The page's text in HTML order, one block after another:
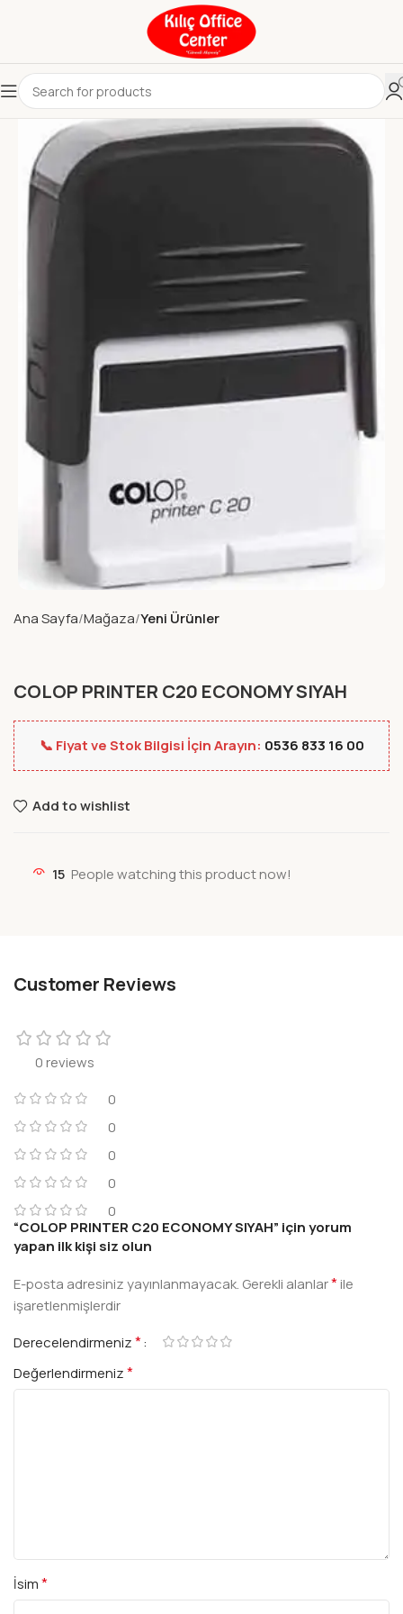
Ana Sayfa Mağaza Yeni Ürünler
COLOP PRINTER C20 ECONOMY SIYAH
📞 Fiyat ve Stok Bilgisi İçin Arayın: 0536 833 16 00
Add to wishlist
15 People watching this product now!
Customer Reviews
0 reviews
0
0
0
0
0
“COLOP PRINTER C20 ECONOMY SIYAH” için yorum
yapan ilk kişi siz olun
E-posta adresiniz yayınlanmayacak. Gerekli alanlar*ile
işaretlenmişlerdir
Derecelendirmeniz*
Değerlendirmeniz*
İsim*